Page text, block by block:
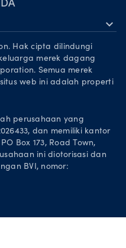
expand_more
Hak cipta dilindungi
merek dagang
Semua merek
web ini adalah properti
perusahaan yang
dan memiliki kantor
Box 173, Road Town,
ini diotorisasi dan
BVI, nomor: